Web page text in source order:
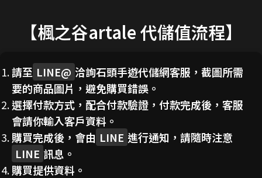
【楓之谷artale 代儲值流程】
請至 LINE@ 洽詢石頭手遊代儲網客服，截圖所需
要的商品圖片，避免購買錯誤。
選擇付款方式，配合付款驗證，付款完成後，客服
會請你輸入客戶資料。
購買完成後，會由 LINE 進行通知，請隨時注意
LINE 訊息。
購買提供資料。